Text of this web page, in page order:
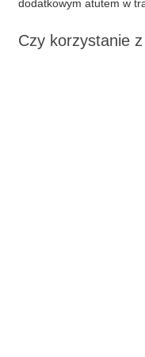
dodatkowym atutem w
Czy korzystanie z